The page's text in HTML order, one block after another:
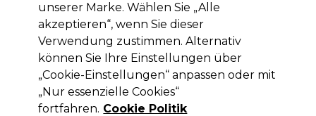
BOING™ Curl System
Filters
unserer Marke. Wählen Sie „Alle
akzeptieren“, wenn Sie dieser
Verwendung zustimmen. Alternativ
können Sie Ihre Einstellungen über
„Cookie-Einstellungen“ anpassen oder mit
„Nur essenzielle Cookies“
fortfahren. Cookie Politik